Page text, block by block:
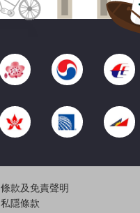
條款及免責聲明
私隱條款